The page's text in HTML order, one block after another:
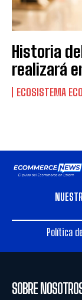
VENEZUELA
VENEZUELA
Historia
realizará
ECOSISTEMA
Política
SOBRE